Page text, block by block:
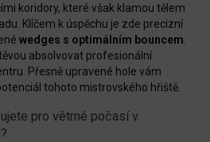
koridory, které však klamou tělem
Klíčem k úspěchu je zde precizní
wedges s optimálním bouncem
absolvovat profesionální
Přesně upravené hole vám
tohoto mistrovského hřiště.
pro větrné počasí v